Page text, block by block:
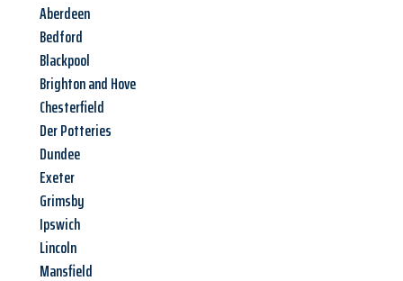
Aberdeen
Bedford
Blackpool
Brighton and Hove
Chesterfield
Der Potteries
Dundee
Exeter
Grimsby
Ipswich
Lincoln
Mansfield